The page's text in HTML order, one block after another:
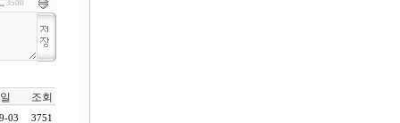
3500
조회
03 3751